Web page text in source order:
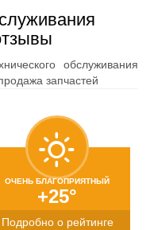
обслуживания
запчастей
ОЧЕНЬ БЛАГОПРИЯТНЫЙ
+25°
Подробно о рейтинге